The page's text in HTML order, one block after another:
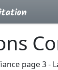
page 3 -